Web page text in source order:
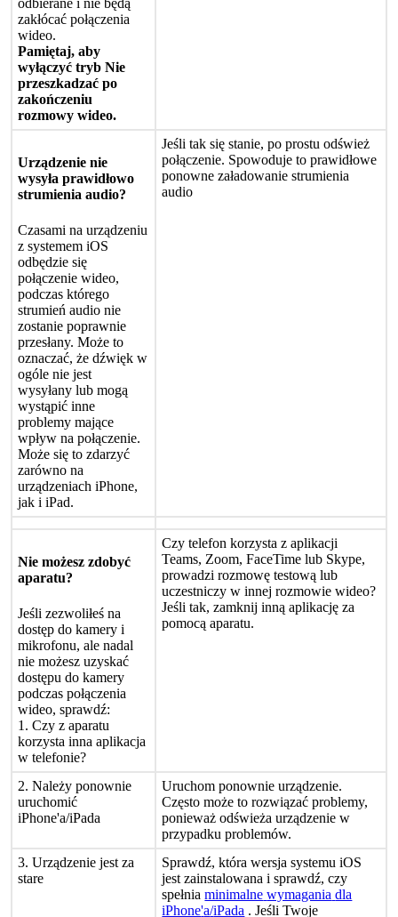
zakłócać połączenia
wideo.
Pamiętaj, aby
wyłączyć tryb Nie
przeszkadzać po
zakończeniu
rozmowy wideo.
Urządzenie nie
wysyła prawidłowo
strumienia audio?
Czasami na urządzeniu
z systemem iOS
odbędzie się
połączenie wideo,
podczas którego
strumień audio nie
zostanie poprawnie
przesłany. Może to
oznaczać, że dźwięk w
ogóle nie jest
wysyłany lub mogą
wystąpić inne
problemy mające
wpływ na połączenie.
Może się to zdarzyć
zarówno na
urządzeniach iPhone,
jak i iPad.
Jeśli tak się stanie, po prostu odśwież
połączenie. Spowoduje to prawidłowe
ponowne załadowanie strumienia
audio
Nie możesz zdobyć
aparatu?
Jeśli zezwoliłeś na
dostęp do kamery i
mikrofonu, ale nadal
nie możesz uzyskać
dostępu do kamery
podczas połączenia
wideo, sprawdź:
1 . Czy z aparatu
korzysta inna aplikacja
w telefonie?
Czy telefon korzysta z aplikacji
Teams, Zoom, FaceTime lub Skype,
prowadzi rozmowę testową lub
uczestniczy w innej rozmowie wideo?
Jeśli tak, zamknij inną aplikację za
pomocą aparatu.
2. Należy ponownie
uruchomić
iPhone'a/iPada
Uruchom ponownie urządzenie.
Często może to rozwiązać problemy,
ponieważ odświeża urządzenie w
przypadku problemów.
3. Urządzenie jest za
stare
Sprawdź, która wersja systemu iOS
jest zainstalowana i sprawdź, czy
spełnia minimalne wymagania dla
iPhone'a/iPada . Jeśli Twoje